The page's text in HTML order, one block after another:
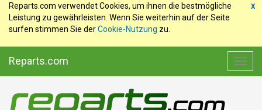
x
Reparts.com verwendet Cookies, um ihnen die bestmögliche
Leistung zu gewährleisten. Wenn Sie weiterhin auf der Seite
surfen stimmen Sie derCookie-Nutzung zu.
Reparts.com